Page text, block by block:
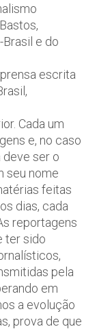
e do
escrita
Cada um
e, no caso
deve ser o
seu nome
feitas
dias, cada
reportagens
ter sido
pela
em
a evolução
prova de que